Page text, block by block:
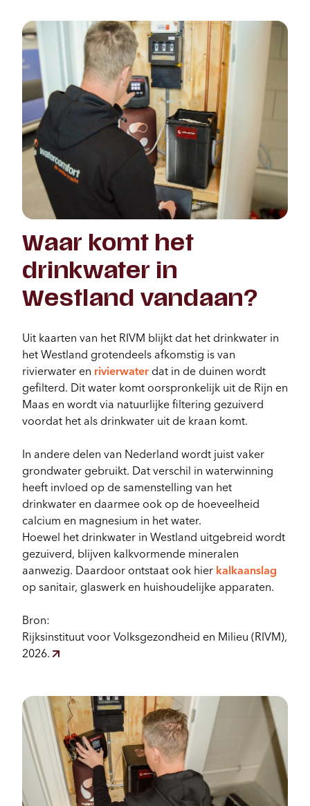
Waar komt het
drinkwater in
Westland vandaan?
Uit kaarten van het RIVM blijkt dat het drinkwater in
het Westland grotendeels afkomstig is van
rivierwater en rivierwater dat in de duinen wordt
gefilterd. Dit water komt oorspronkelijk uit de Rijn en
Maas en wordt via natuurlijke filtering gezuiverd
voordat het als drinkwater uit de kraan komt.
In andere delen van Nederland wordt juist vaker
grondwater gebruikt. Dat verschil in waterwinning
heeft invloed op de samenstelling van het
drinkwater en daarmee ook op de hoeveelheid
calcium en magnesium in het water.
Hoewel het drinkwater in Westland uitgebreid wordt
gezuiverd, blijven kalkvormende mineralen
aanwezig. Daardoor ontstaat ook hier kalkaanslag
op sanitair, glaswerk en huishoudelijke apparaten.
Bron:
Rijksinstituut voor Volksgezondheid en Milieu (RIVM),
2026.